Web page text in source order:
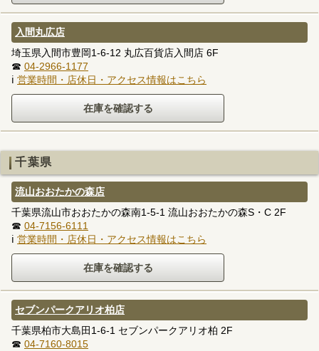
入間丸広店
埼玉県入間市豊岡1-6-12 丸広百貨店入間店 6F
☎ 04-2966-1177
ℹ 営業時間・店休日・アクセス情報はこちら
千葉県
流山おおたかの森店
千葉県流山市おおたかの森南1-5-1 流山おおたかの森S・C 2F
☎ 04-7156-6111
ℹ 営業時間・店休日・アクセス情報はこちら
セブンパークアリオ柏店
千葉県柏市大島田1-6-1 セブンパークアリオ柏 2F
☎ 04-7160-8015